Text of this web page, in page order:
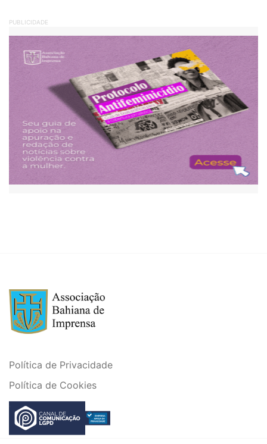
PUBLICIDADE
Política de Privacidade
Política de Cookies